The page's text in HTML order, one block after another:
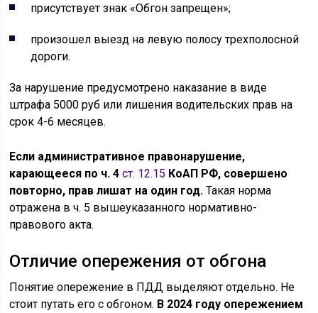
присутствует знак «Обгон запрещен»;
произошел выезд на левую полосу трехполосной
дороги.
За нарушение предусмотрено наказание в виде
штрафа 5000 руб или лишения водительских прав на
срок 4-6 месяцев.
Если административное правонарушение,
карающееся по ч. 4ст. 12.15 КоАП РФ, совершено
повторно, прав лишат на один год. Такая норма
отражена в ч. 5 вышеуказанного нормативно-
правового акта.
Отличие опережения от обгона
Понятие опережение в ПДД выделяют отдельно. Не
стоит путать его с обгоном. В 2024 году опережением